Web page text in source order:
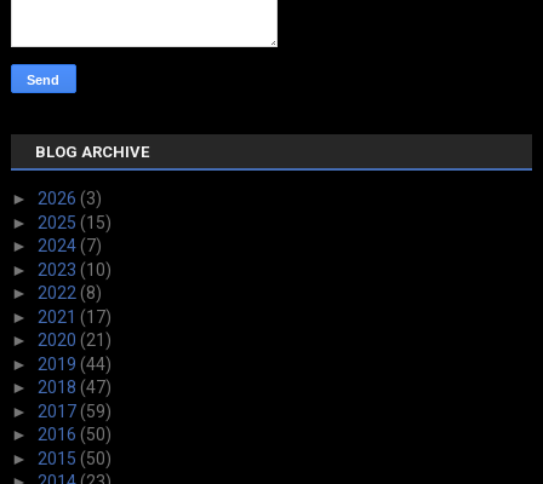
BLOG ARCHIVE
► 2026 (3)
► 2025 (15)
► 2024(7)
► 2023 (10)
► 2022 (8)
► 2021 (17)
► 2020 (21)
► 2019 (44)
► 2018 (47)
► 2017(59)
► 2016 (50)
► 2015 (50)